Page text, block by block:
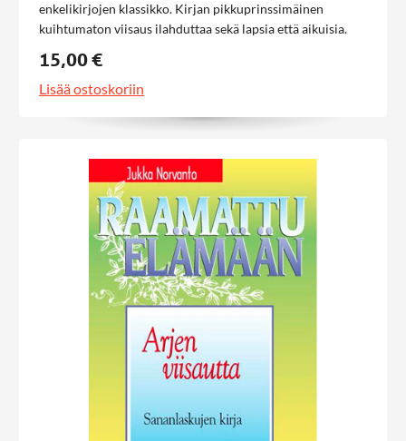
enkelikirjojen klassikko. Kirjan pikkuprinssimäinen
kuihtumaton viisaus ilahduttaa sekä lapsia että aikuisia.
15,00 €
Lisää ostoskoriin